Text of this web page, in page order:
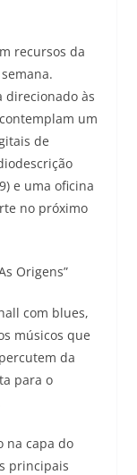
recursos da
direcionado às
um
de
e uma oficina
no próximo
Origens”
com blues,
músicos que
da
para o
na capa do
principais